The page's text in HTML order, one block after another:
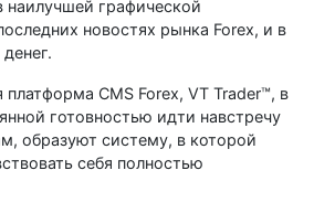
наилучшей графической
новостях рынка Forex, и в
платформа CMS Forex, VT Trader™, в
готовностью идти навстречу
образуют систему, в которой
себя полностью